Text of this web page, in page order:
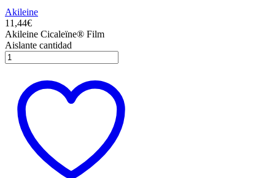
Akileine
11,44€
Akileine Cicaleïne® Film
Aislante cantidad